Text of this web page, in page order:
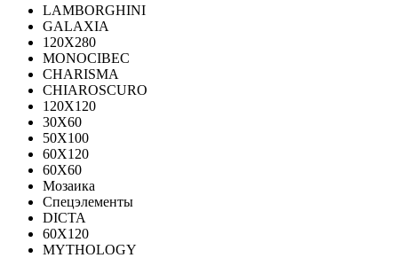
LAMBORGHINI
GALAXIA
120Х280
MONOCIBEC
CHARISMA
CHIAROSCURO
120X120
30X60
50X100
60X120
60X60
Мозаика
Спецэлементы
DICTA
60X120
MYTHOLOGY